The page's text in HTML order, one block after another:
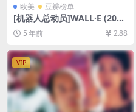
欧美 豆瓣榜单
[机器人总动员]WALL·E (200
8)[百度网盘+迅雷云盘资源10
80P超清未删减][MP4/6.3GB]
[中英字幕]
5 年前 2.88
VIP